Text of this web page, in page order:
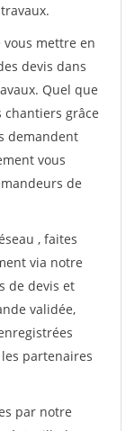
mettre en
devis dans
Quel que
grâce
demandent
vous
de
, faites
via notre
de devis et
validée,
partenaires
par notre